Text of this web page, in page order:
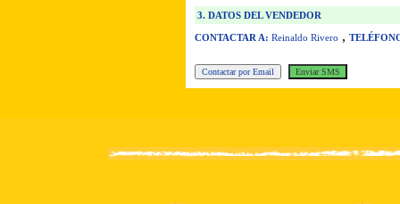
3. DATOS DEL VENDEDOR
CONTACTAR A: Reinaldo Rivero ,